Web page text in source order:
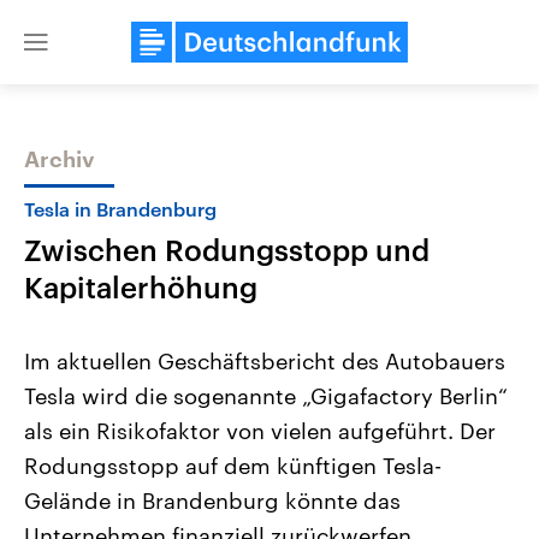
Close
Themen
Landtagswahl Sachsen-Anhalt
2026
Alle Informationen
Sachsen-Anhalt wählt am 6.
September 2026 einen neuen
Landtag. Seit 2021 wird das
Bundesland von einer Koalition aus
Aktuelle Beiträge,
Hintergründe
Wirtschaftlich und
gehören die Vereinigten
den mächtigsten Ländern
mit großem Einfluss auf
Archiv
Tesla in Brandenburg
Zwischen Rodungsstopp und
Kapitalerhöhung
Im aktuellen Geschäftsbericht des Autobauers
Tesla wird die sogenannte „Gigafactory Berlin“
als ein Risikofaktor von vielen aufgeführt. Der
Rodungsstopp auf dem künftigen Tesla-
Gelände in Brandenburg könnte das